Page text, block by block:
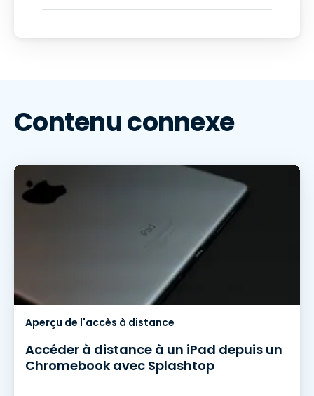
Contenu connexe
Aperçu de l'accès à distance
Accéder à distance à un iPad depuis un
Chromebook avec Splashtop